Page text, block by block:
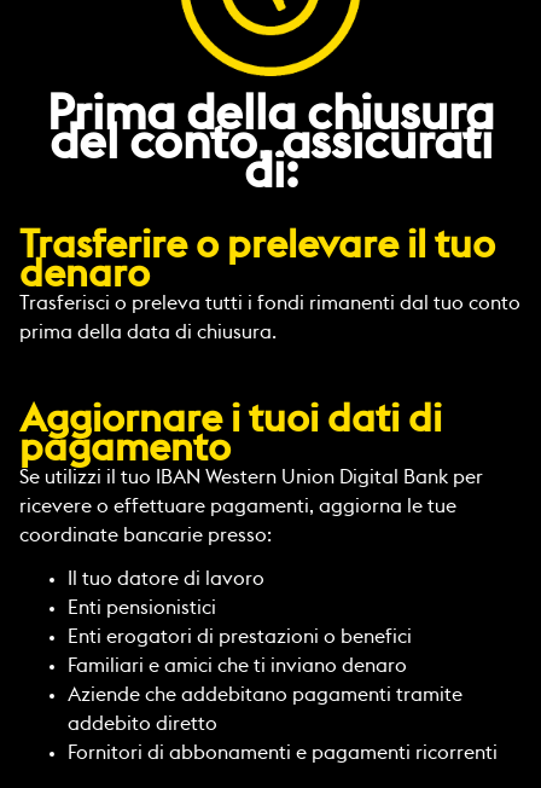
Prima della chiusura
del conto, assicurati
di:
Trasferire o prelevare il tuo
denaro
Trasferisci o preleva tutti i fondi rimanenti dal tuo conto
prima della data di chiusura.
Aggiornare i tuoi dati di
pagamento
Se utilizzi il tuo IBAN Western Union Digital Bank per
ricevere o effettuare pagamenti, aggiorna le tue
coordinate bancarie presso:
Il tuo datore di lavoro
Enti pensionistici
Enti erogatori di prestazioni o benefici
Familiari e amici che ti inviano denaro
Aziende che addebitano pagamenti tramite
addebito diretto
Fornitori di abbonamenti e pagamenti ricorrenti